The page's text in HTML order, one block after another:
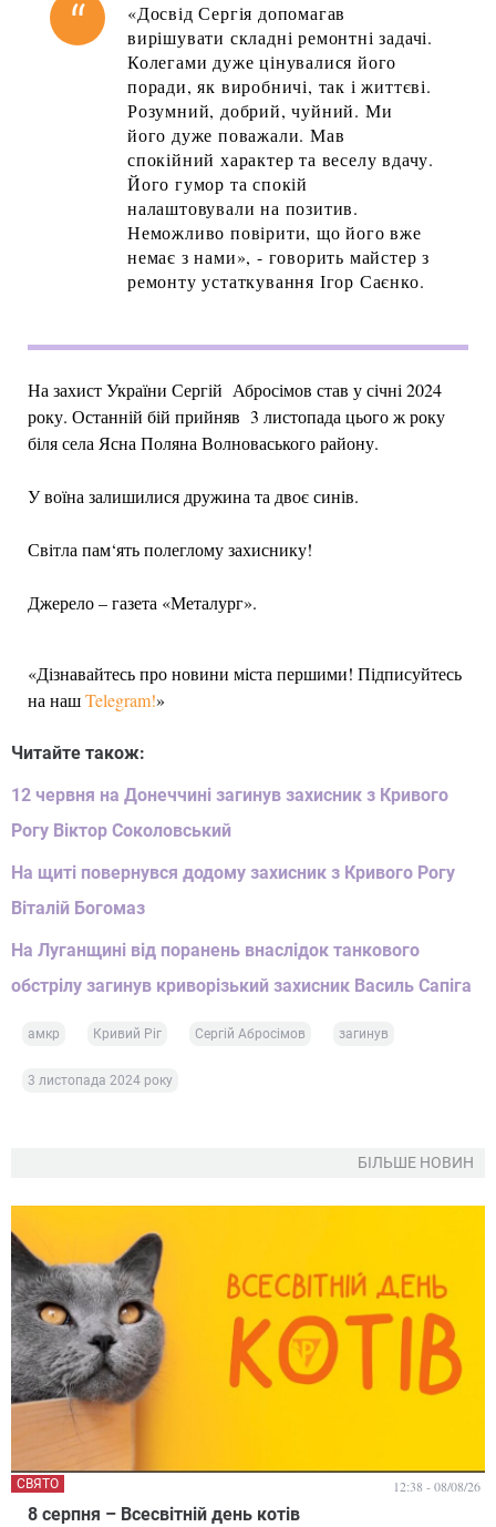
«Досвід Сергія допомагав
вирішувати складні ремонтні задачі.
Колегами дуже цінувалися його
поради, як виробничі, так і життєві.
Розумний, добрий, чуйний. Ми
його дуже поважали. Мав
спокійний характер та веселу вдачу.
Його гумор та спокій
налаштовували на позитив.
Неможливо повірити, що його вже
немає з нами», - говорить майстер з
ремонту устаткування Ігор Саєнко.
На захист України Сергій Абросімов став у січні 2024
року. Останній бій прийняв 3 листопада цього ж року
біля села Ясна Поляна Волноваського району.
У воїна залишилися дружина та двоє синів.
Світла пам‘ять полеглому захиснику!
Джерело – газета «Металург».
«Дізнавайтесь про новини міста першими! Підписуйтесь
на нашTelegram!»
Читайте також:
12 червня на Донеччині загинув захисник з Кривого
Рогу Віктор Соколовський
На щиті повернувся додому захисник з Кривого Рогу
Віталій Богомаз
На Луганщині від поранень внаслідок танкового
обстрілу загинув криворізький захисник Василь Сапіга
амкр Кривий Ріг Сергій Абросімов загинув
3 листопада 2024 року
БІЛЬШЕ НОВИН
8 серпня – Всесвітній день котів
СВЯТО 12:38 - 08/08/26